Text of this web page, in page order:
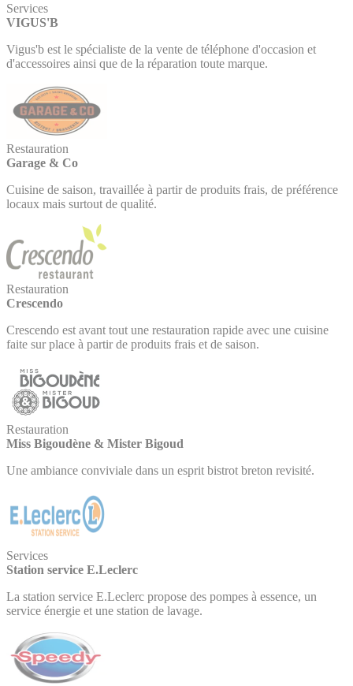
Services
VIGUS'B
Vigus'b est le spécialiste de la vente de téléphone d'occasion et
d'accessoires ainsi que de la réparation toute marque.
Restauration
Garage & Co
Cuisine de saison, travaillée à partir de produits frais, de préférence
locaux mais surtout de qualité.
Restauration
Crescendo
Crescendo est avant tout une restauration rapide avec une cuisine
faite sur place à partir de produits frais et de saison.
Restauration
Miss Bigoudène & Mister Bigoud
Une ambiance conviviale dans un esprit bistrot breton revisité.
Services
Station service E.Leclerc
La station service E.Leclerc propose des pompes à essence, un
service énergie et une station de lavage.